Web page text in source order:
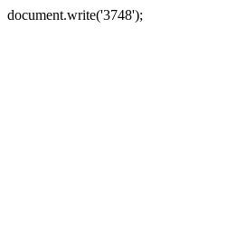
document.write('3748');